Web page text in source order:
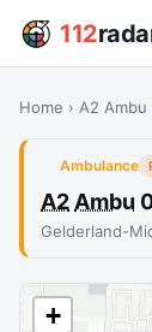
112
Home › A2 Ambu
Ambulance
A2 Ambu
Gelderland-
+